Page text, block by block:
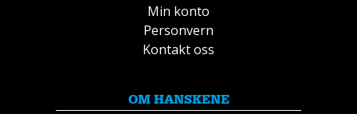
Min konto
Personvern
Kontakt oss
OM HANSKENE